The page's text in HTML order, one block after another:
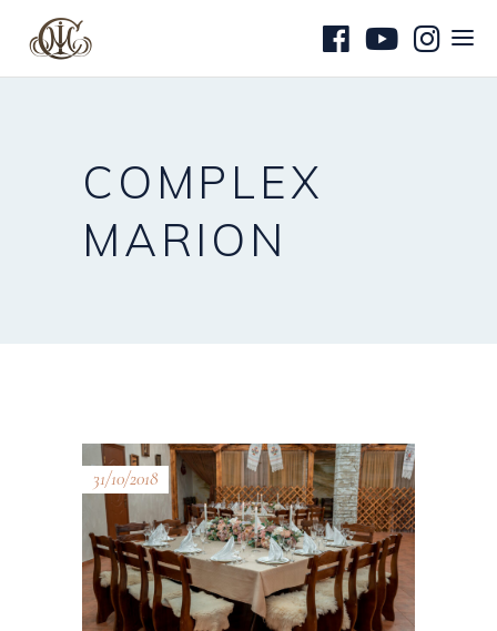
COMPLEX
MARION
31/10/2018